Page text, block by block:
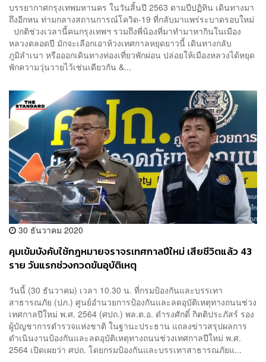
บรรยากาศกรุงเทพมหานคร ในวันสิ้นปี 2563 ตามปีปฏิทิน เดินทางมา
ถึงอีกหน ท่ามกลางสถานการณ์โควิด-19 ที่กลับมาแพร่ระบาดรอบใหม่
ปกติช่วงเวลานี้คนกรุงเทพฯ รวมถึงพี่น้องที่มาทำมาหากินในเมือง
หลวงตลอดปี มักจะเลือกเอาห้วงเทศกาลหยุดยาวนี้ เดินทางกลับ
ภูมิลำเนา หรือออกเดินทางท่องเที่ยวพักผ่อน ปล่อยให้เมืองหลวงได้หยุด
พักความวุ่นวายไว้เช่นเดียวกัน &...
30 ธันวาคม 2020
คุมเข้มบังคับใช้กฎหมายจราจรเทศกาลปีใหม่ เสียชีวิตแล้ว 43
ราย วันแรกช่วงกวดขันอุบัติเหตุ
วันนี้ (30 ธันวาคม) เวลา 10.30 น. ที่กรมป้องกันและบรรเทา
สาธารณภัย (ปภ.) ศูนย์อำนวยการป้องกันและลดอุบัติเหตุทางถนนช่วง
เทศกาลปีใหม่ พ.ศ. 2564 (ศปถ.) พล.ต.อ. ดำรงศักดิ์ กิตติประภัสร์ รอง
ผู้บัญชาการตำรวจแห่งชาติ ในฐานะประธาน แถลงข่าวสรุปผลการ
ดำเนินงานป้องกันและลดอุบัติเหตุทางถนนช่วงเทศกาลปีใหม่ พ.ศ.
2564 เปิดเผยว่า ศปถ. โดยกรมป้องกันและบรรเทาสาธารณภัยแ...